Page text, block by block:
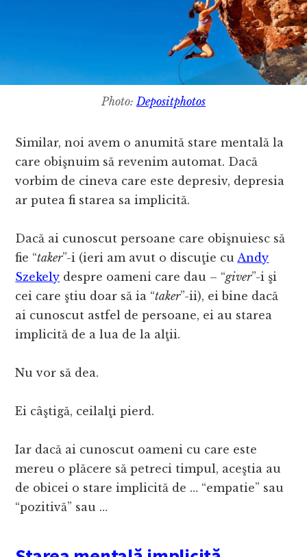
Photo:Depositphotos
Similar, noi avem o anumită stare mentală la
care obişnuim să revenim automat. Dacă
vorbim de cineva care este depresiv, depresia
ar putea fi starea sa implicită.
Dacă ai cunoscut persoane care obişnuiesc să
fie “taker”-i (ieri am avut o discuţie cuAndy
Szekely despre oameni care dau – “giver”-i şi
cei care ştiu doar să ia “taker”-ii), ei bine dacă
ai cunoscut astfel de persoane, ei au starea
implicită de a lua de la alţii.
Nu vor să dea.
Ei câştigă, ceilalţi pierd.
Iar dacă ai cunoscut oameni cu care este
mereu o plăcere să petreci timpul, aceştia au
de obicei o stare implicită de … “empatie” sau
“pozitivă” sau …